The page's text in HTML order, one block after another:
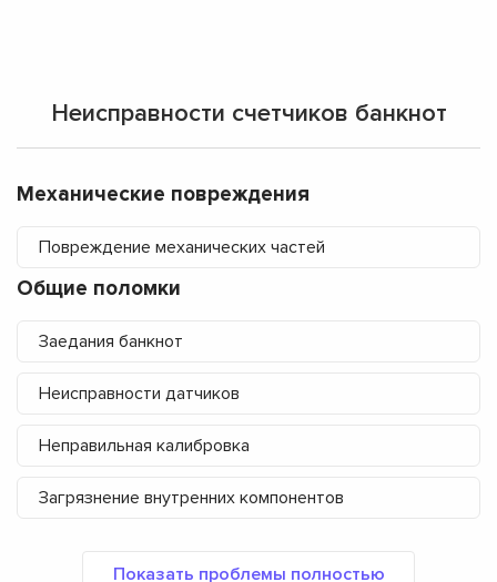
Неисправности счетчиков банкнот
Механические повреждения
Повреждение механических частей
Общие поломки
Заедания банкнот
Неисправности датчиков
Неправильная калибровка
Загрязнение внутренних компонентов